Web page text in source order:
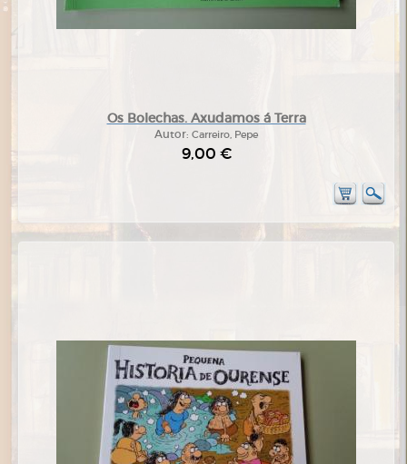
Os Bolechas. Axudamos á Terra
Autor: Carreiro, Pepe
9,00 €